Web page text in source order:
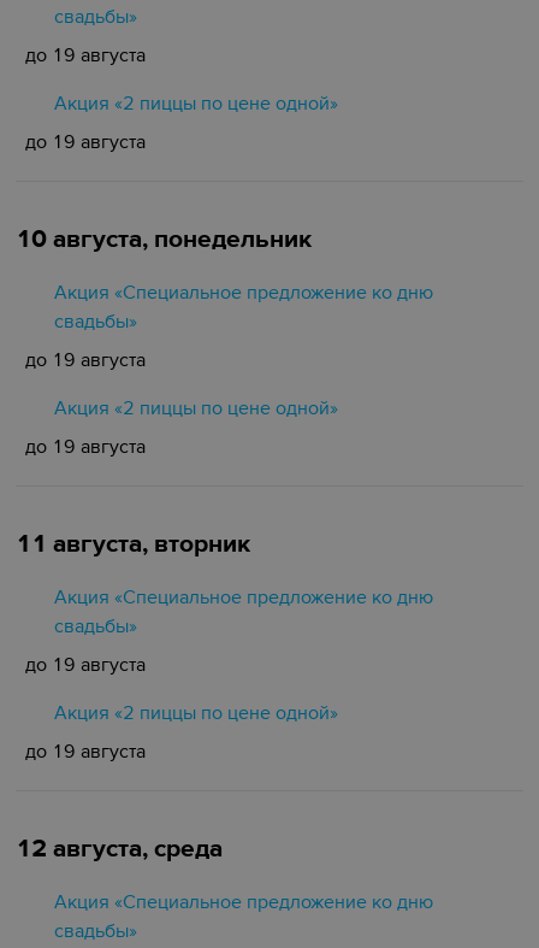
свадьбы»
до 19 августа
Акция «2 пиццы по цене одной»
до 19 августа
10 августа, понедельник
Акция «Специальное предложение ко дню
свадьбы»
до 19 августа
Акция «2 пиццы по цене одной»
до 19 августа
11 августа, вторник
Акция «Специальное предложение ко дню
свадьбы»
до 19 августа
Акция «2 пиццы по цене одной»
до 19 августа
12 августа, среда
Акция «Специальное предложение ко дню
свадьбы»